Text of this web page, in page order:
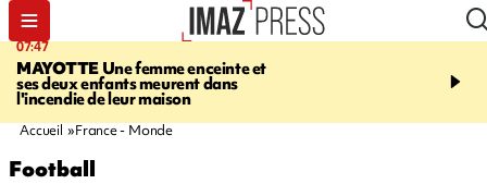
07:47
MAYOTTE Une femme enceinte et
ses deux enfants meurent dans
l'incendie de leur maison
10:48
Christophe Lambert
Accueil France - Monde
Football